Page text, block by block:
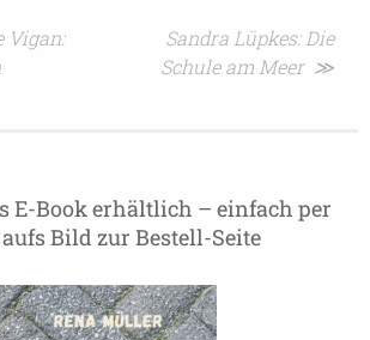
Sandra Lüpkes: Die
Schule am Meer ≫
E-Book erhältlich – einfach per
Bild zur Bestell-Seite